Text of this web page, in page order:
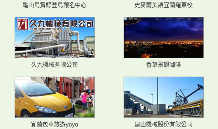
龜山島賞鯨登島報名中心 史麥爾美語宜蘭羅東校
久九機械有限公司 香草景觀咖啡
宜蘭包車旅遊yoyo 建山機械股份有限公司